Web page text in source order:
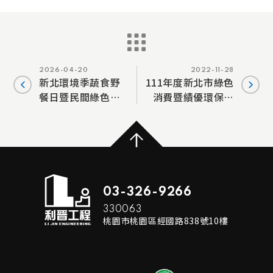
2026-04-20
新北環境季蔬食野
餐日暨民間綠色消
2022-11-28
111年度新北市綠色
消費暨績優環保志
03-326-9266
330063
桃園市桃園區經國路838號10樓